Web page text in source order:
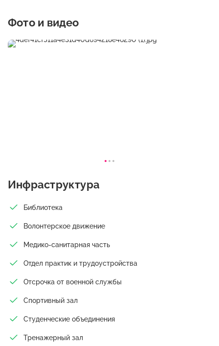
Фото и видео
Инфраструктура
Библиотека
Волонтерское движение
Медико-санитарная часть
Отдел практик и трудоустройства
Отсрочка от военной службы
Спортивный зал
Студенческие объединения
Тренажерный зал